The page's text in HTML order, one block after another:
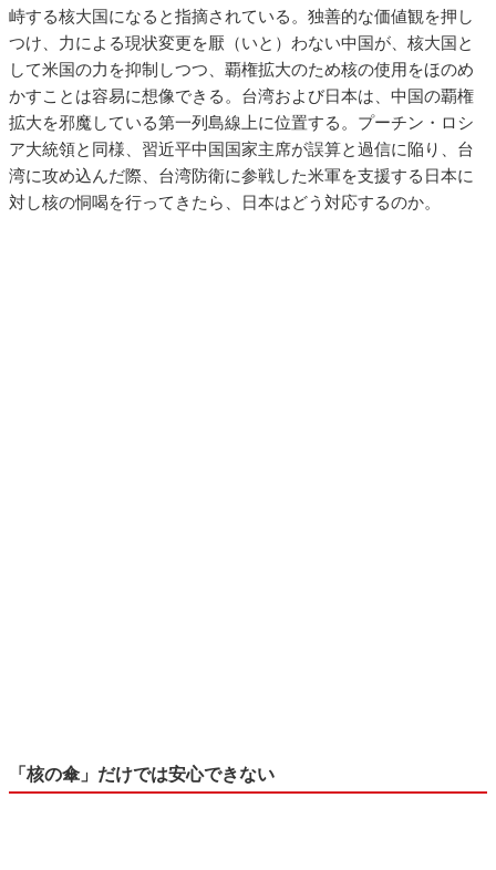
峙する核大国になると指摘されている。独善的な価値観を押し
つけ、力による現状変更を厭（いと）わない中国が、核大国と
して米国の力を抑制しつつ、覇権拡大のため核の使用をほのめ
かすことは容易に想像できる。台湾および日本は、中国の覇権
拡大を邪魔している第一列島線上に位置する。プーチン・ロシ
ア大統領と同様、習近平中国国家主席が誤算と過信に陥り、台
湾に攻め込んだ際、台湾防衛に参戦した米軍を支援する日本に
対し核の恫喝を行ってきたら、日本はどう対応するのか。
「核の傘」だけでは安心できない